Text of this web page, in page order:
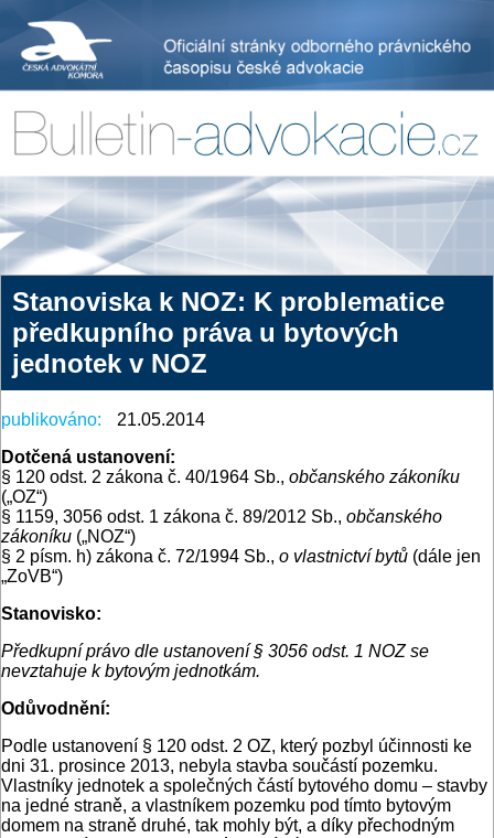
Stanoviska k NOZ: K problematice
předkupního práva u bytových
jednotek v NOZ
publikováno:
21.05.2014
Dotčená ustanovení:
§ 120 odst. 2 zákona č. 40/1964 Sb., občanského zákoníku
(„OZ“)
§ 1159, 3056 odst. 1 zákona č. 89/2012 Sb., občanského
zákoníku („NOZ“)
§ 2 písm. h) zákona č. 72/1994 Sb., o vlastnictví bytů (dále jen
„ZoVB“)
Stanovisko:
Předkupní právo dle ustanovení § 3056 odst. 1 NOZ se
nevztahuje k bytovým jednotkám.
Odůvodnění:
Podle ustanovení § 120 odst. 2 OZ, který pozbyl účinnosti ke
dni 31. prosince 2013, nebyla stavba součástí pozemku.
Vlastníky jednotek a společných částí bytového domu – stavby
na jedné straně, a vlastníkem pozemku pod tímto bytovým
domem na straně druhé, tak mohly být, a díky přechodným